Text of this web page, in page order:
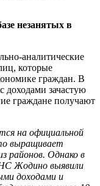
незанятых в
аналитические
которые
граждан. В
доходами зачастую
граждане получают
на официальной
выращивает
районов. Однако в
Жодино выявили
доходами и